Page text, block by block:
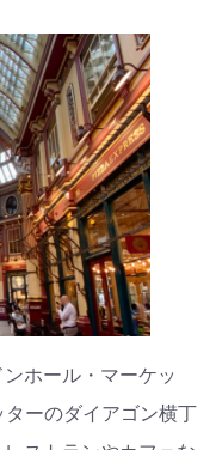
ホール・マーケッ
ーのダイアゴン横丁